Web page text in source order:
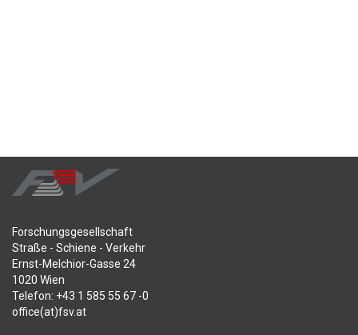
Forschungsgesellschaft
Straße - Schiene - Verkehr
Ernst-Melchior-Gasse 24
1020 Wien
Telefon: +43 1 585 55 67 -0
office(at)fsv.at